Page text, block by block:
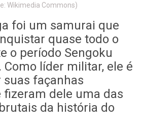
Wikimedia Commons)
foi um samurai que
quase todo o
o período Sengoku
Como líder militar, ele é
suas façanhas
fizeram dele uma das
da história do